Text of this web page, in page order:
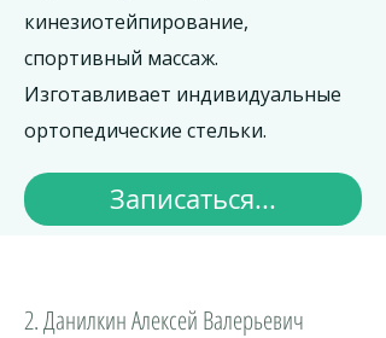
кинезиотейпирование,
спортивный массаж.
Изготавливает индивидуальные
ортопедические стельки.
Записаться...
2. Данилкин Алексей Валерьевич